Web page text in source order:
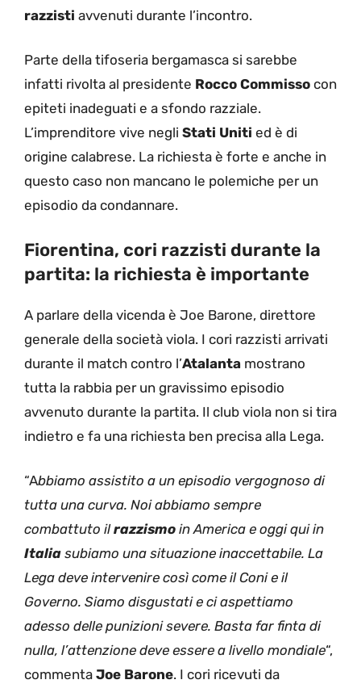
razzisti avvenuti durante l’incontro.
Parte della tifoseria bergamasca si sarebbe
infatti rivolta al presidente Rocco Commisso con
epiteti inadeguati e a sfondo razziale.
L’imprenditore vive negli Stati Uniti ed è di
origine calabrese. La richiesta è forte e anche in
questo caso non mancano le polemiche per un
episodio da condannare.
Fiorentina, cori razzisti durante la
partita: la richiesta è importante
A parlare della vicenda è Joe Barone, direttore
generale della società viola. I cori razzisti arrivati
durante il match contro l’Atalanta mostrano
tutta la rabbia per un gravissimo episodio
avvenuto durante la partita. Il club viola non si tira
indietro e fa una richiesta ben precisa alla Lega.
“Abbiamo assistito a un episodio vergognoso di
tutta una curva. Noi abbiamo sempre
combattuto ilrazzismo in America e oggi qui in
Italia subiamo una situazione inaccettabile. La
Lega deve intervenire così come il Coni e il
Governo. Siamo disgustati e ci aspettiamo
adesso delle punizioni severe. Basta far finta di
nulla, l’attenzione deve essere a livello mondiale“,
commenta Joe Barone. I cori ricevuti da